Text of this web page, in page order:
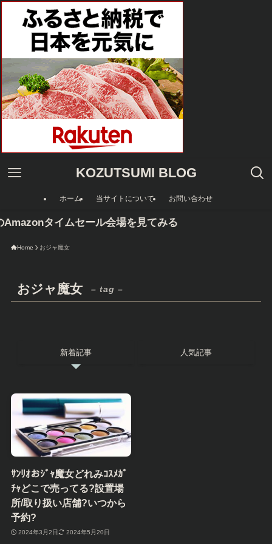
KOZUTSUMI BLOG
ホーム 当サイトについて お問い合わせ
タイムセール会場を見てみる
Home おジャ魔女
おジャ魔女 – tag –
新着記事 人気記事
ｻﾝﾘｵおｼﾞｬ魔女どれみｺｽﾒｶﾞ
ﾁｬどこで売ってる?設置場
所/取り扱い店舗?いつから
予約?
2024年3月2日 2024年5月20日